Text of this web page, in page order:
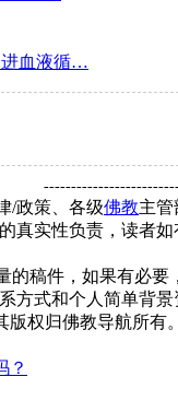
进血液循…
/政策、各级佛教主
真实性负责，读者
稿件，如果有必
式和个人简单背
权归佛教导航所
？